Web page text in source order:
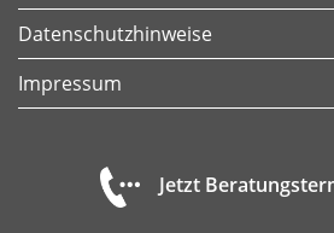
Datenschutzhinweise
Impressum
Jetzt